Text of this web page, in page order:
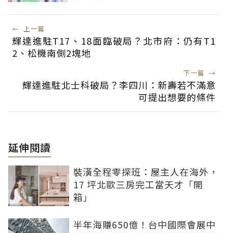
← 上一篇
輝達進駐T17、18面臨破局？北市府：仍有T1
2、松機南側2塊地
下一篇 →
輝達進駐北士科破局？李四川：新壽若不滿意
可提出想要的條件
延伸閱讀
裝潢全程零探班：屋主人在海外，
17 坪北歐三房完工當天才「開
箱」
半年海賺650億！台中國際會展中